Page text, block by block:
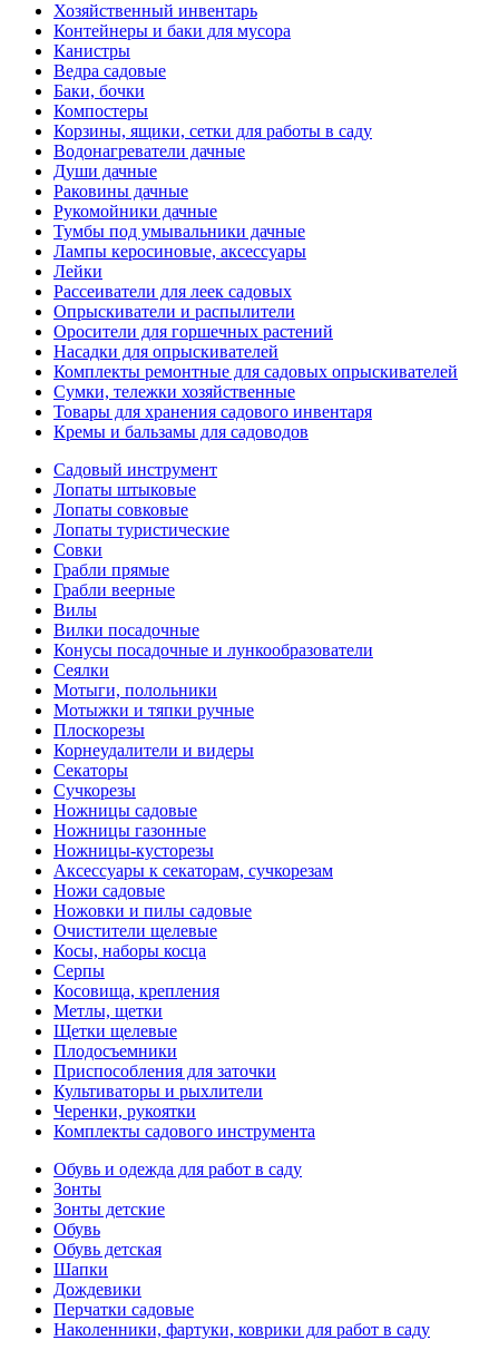
Хозяйственный инвентарь
Контейнеры и баки для мусора
Канистры
Ведра садовые
Баки, бочки
Компостеры
Корзины, ящики, сетки для работы в саду
Водонагреватели дачные
Души дачные
Раковины дачные
Рукомойники дачные
Тумбы под умывальники дачные
Лампы керосиновые, аксессуары
Лейки
Рассеиватели для леек садовых
Опрыскиватели и распылители
Оросители для горшечных растений
Насадки для опрыскивателей
Комплекты ремонтные для садовых опрыскивателей
Сумки, тележки хозяйственные
Товары для хранения садового инвентаря
Кремы и бальзамы для садоводов
Садовый инструмент
Лопаты штыковые
Лопаты совковые
Лопаты туристические
Совки
Грабли прямые
Грабли веерные
Вилы
Вилки посадочные
Конусы посадочные и лункообразователи
Сеялки
Мотыги, полольники
Мотыжки и тяпки ручные
Плоскорезы
Корнеудалители и видеры
Секаторы
Сучкорезы
Ножницы садовые
Ножницы газонные
Ножницы-кусторезы
Аксессуары к секаторам, сучкорезам
Ножи садовые
Ножовки и пилы садовые
Очистители щелевые
Косы, наборы косца
Серпы
Косовища, крепления
Метлы, щетки
Щетки щелевые
Плодосъемники
Приспособления для заточки
Культиваторы и рыхлители
Черенки, рукоятки
Комплекты садового инструмента
Обувь и одежда для работ в саду
Зонты
Зонты детские
Обувь
Обувь детская
Шапки
Дождевики
Перчатки садовые
Наколенники, фартуки, коврики для работ в саду